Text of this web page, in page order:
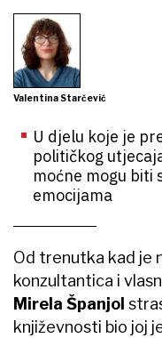
Valentina Starčević
U djelu koje je
političkog
moćne mogu biti
emocijama
Od trenutka kad je
konzultantica i
Mirela Španjol
književnosti bio joj